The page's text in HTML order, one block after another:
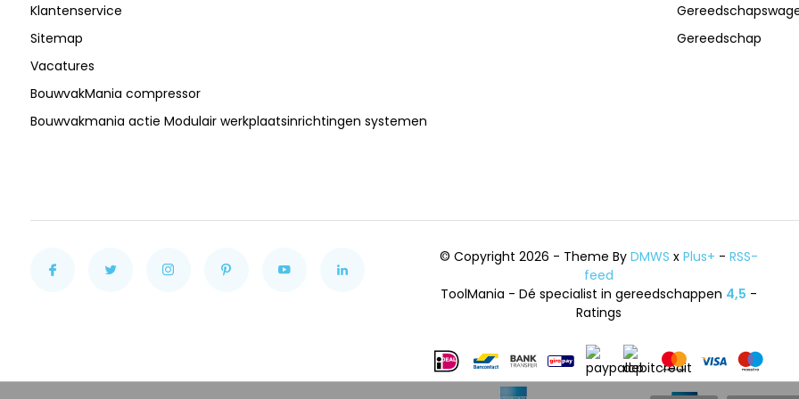
Klantenservice
Sitemap
Vacatures
BouwvakMania compressor
Bouwvakmania actie Modulair werkplaatsinrichtingen systemen
Gereedschap
© Copyright 2026 - Theme ByDMWS xPlus+ -RSS-
feed
ToolMania - Dé specialist in gereedschappen 4,5 -
Ratings